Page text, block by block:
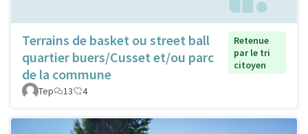
Terrains de basket ou street ball
quartier buers/Cusset et/ou parc
de la commune
Retenue
par le tri
citoyen
Tep 13 4